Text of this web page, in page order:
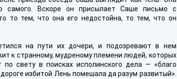
самого. Вскоре он присылает Саше письмо с
то тем, что она его недостойна, то тем, что он
на пути их дочери, и подозревают в нем
к странному, мудреному племени людей, которых
свету в поисках исполинского дела — «благо
избитой Лень помешала да разум развитый».